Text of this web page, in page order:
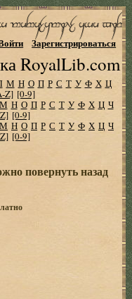
RoyalLib.com
Зарегистрироваться
М Н О П Р С Т У Ф Х Ц
Z] [0-9]
М Н О П Р С Т У Ф Х Ц Ч
[0-9]
М Н О П Р С Т У Ф Х Ц Ч
[0-9]
повернуть назад